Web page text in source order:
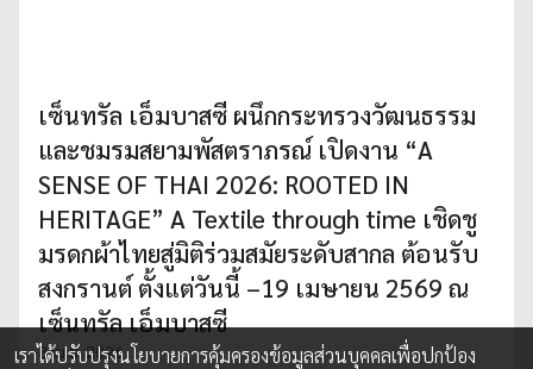
เซ็นทรัล เอ็มบาสซี ผนึกกระทรวงวัฒนธรรม
และชมรมสยามพัสตราภรณ์ เปิดงาน “A
SENSE OF THAI 2026: ROOTED IN
HERITAGE” A Textile through time เชิดชู
มรดกผ้าไทยสู่มิติร่วมสมัยระดับสากล ต้อนรับ
สงกรานต์ ตั้งแต่วันนี้ –19 เมษายน 2569 ณ
เซ็นทรัล เอ็มบาสซี
8 เม.ย. 2026
เราได้ปรับปรุงนโยบายการคุ้มครองข้อมูลส่วนบุคคลเพื่อปกป้อง